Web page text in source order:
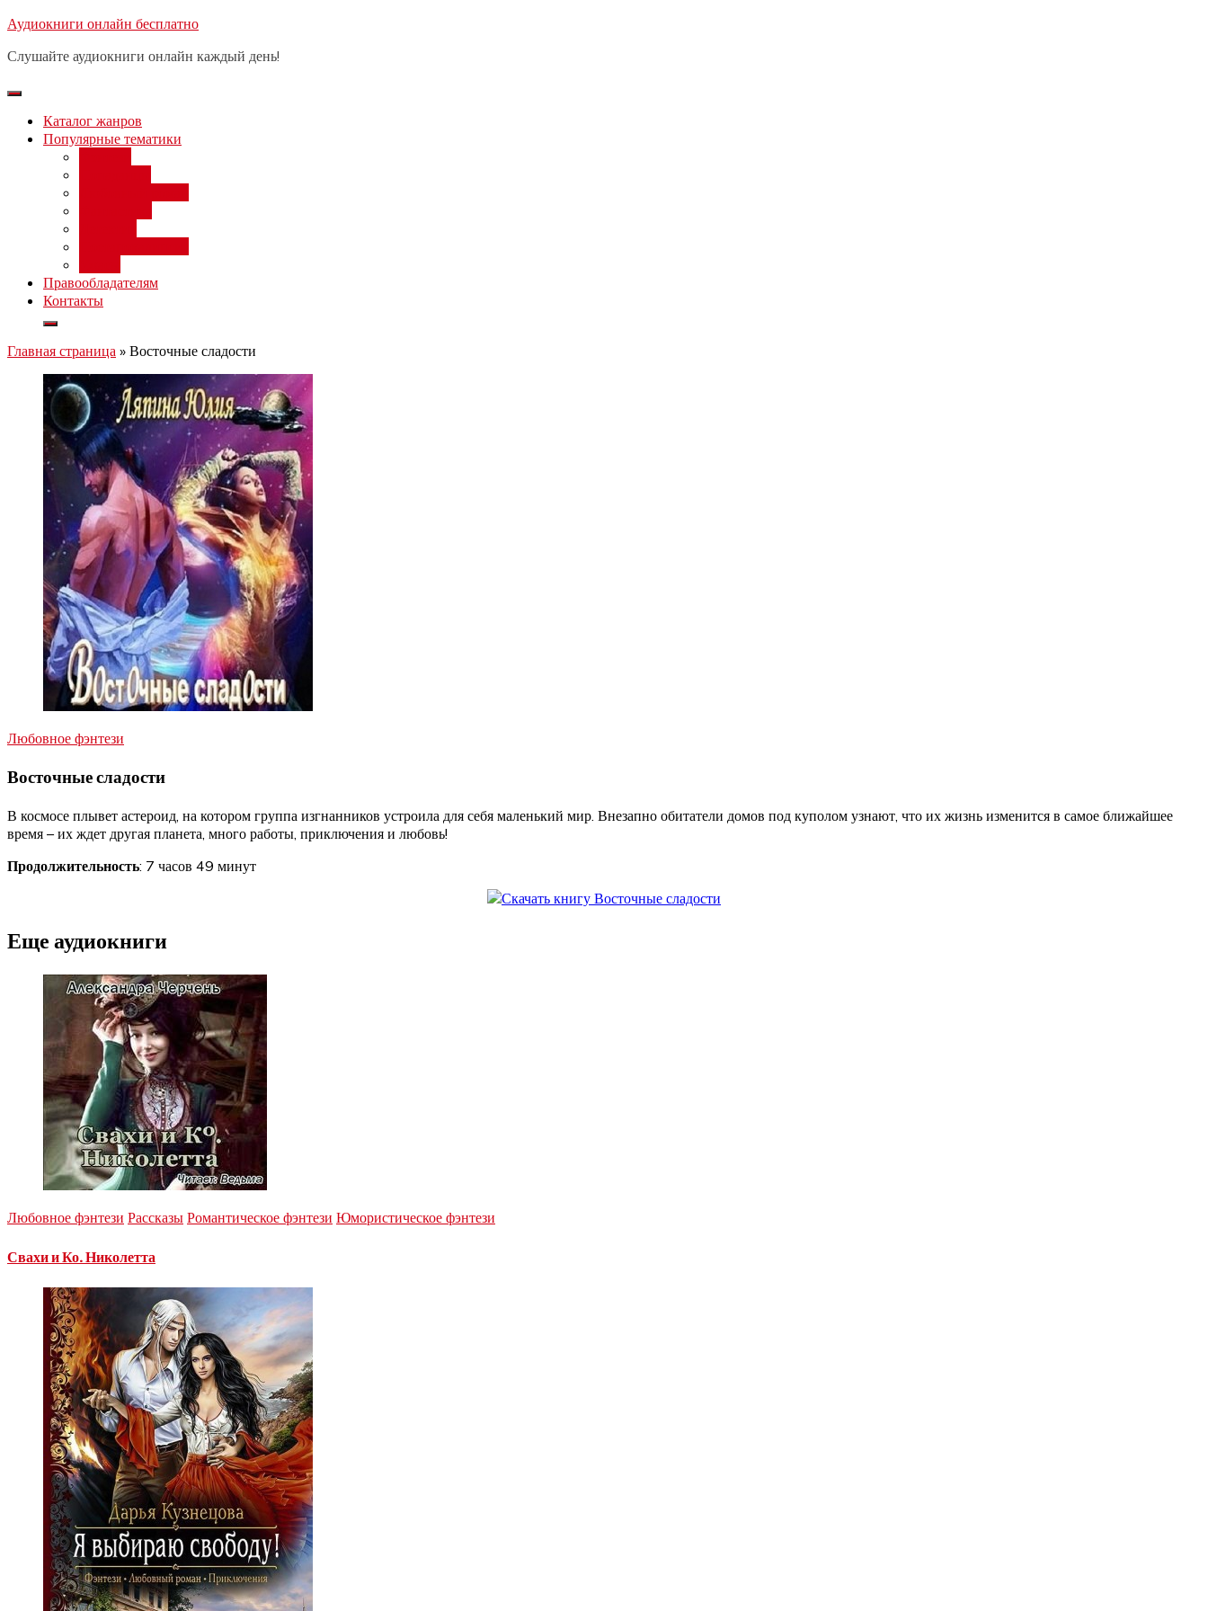
Перейти
содержимому
Аудиокниги онлайн бесплатно
Слушайте аудиокниги онлайн каждый день!
Каталог жанров
Популярные тематики
Правообладателям
Контакты
Главная страница » Восточные сладости
Любовное фэнтези
Восточные сладости
В космосе плывет астероид, на котором группа изгнанников устроила для себя маленький мир. Внезапно обитатели домов под куполом узнают, что их жизнь изменится в самое ближайшее
время – их ждет другая планета, много работы, приключения и любовь!
Продолжительность: 7 часов 49 минут
Еще аудиокниги
Любовное фэнтези Рассказы Романтическое фэнтези Юмористическое фэнтези
Свахи и Ко. Николетта